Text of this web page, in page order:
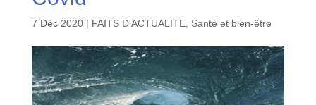
7 Déc 2020| FAITS D'ACTUALITE, Santé et bien-être